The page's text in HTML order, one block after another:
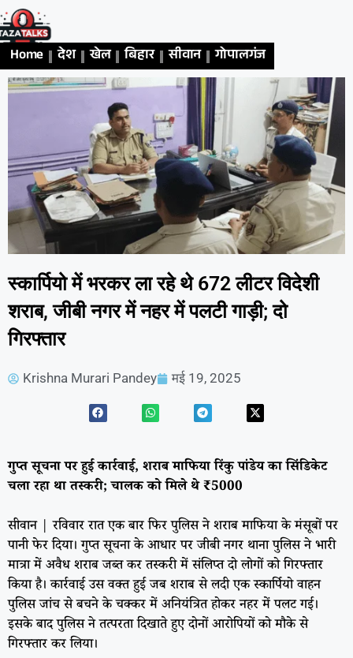
Home देश खेल बिहार सीवान गोपालगंज
स्कार्पियो में भरकर ला रहे थे 672 लीटर विदेशी
शराब, जीबी नगर में नहर में पलटी गाड़ी; दो
गिरफ्तार
Krishna Murari Pandey मई 19, 2025
गुप्त सूचना पर हुई कार्रवाई, शराब माफिया रिंकु पांडेय का सिंडिकेट
चला रहा था तस्करी; चालक को मिले थे ₹5000
सीवान | रविवार रात एक बार फिर पुलिस ने शराब माफिया के मंसूबों पर
पानी फेर दिया। गुप्त सूचना के आधार पर जीबी नगर थाना पुलिस ने भारी
मात्रा में अवैध शराब जब्त कर तस्करी में संलिप्त दो लोगों को गिरफ्तार
किया है। कार्रवाई उस वक्त हुई जब शराब से लदी एक स्कार्पियो वाहन
पुलिस जांच से बचने के चक्कर में अनियंत्रित होकर नहर में पलट गई।
इसके बाद पुलिस ने तत्परता दिखाते हुए दोनों आरोपियों को मौके से
गिरफ्तार कर लिया।